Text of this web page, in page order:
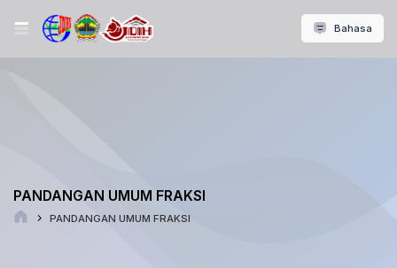
Bahasa
PANDANGAN UMUM FRAKSI
PANDANGAN UMUM FRAKSI